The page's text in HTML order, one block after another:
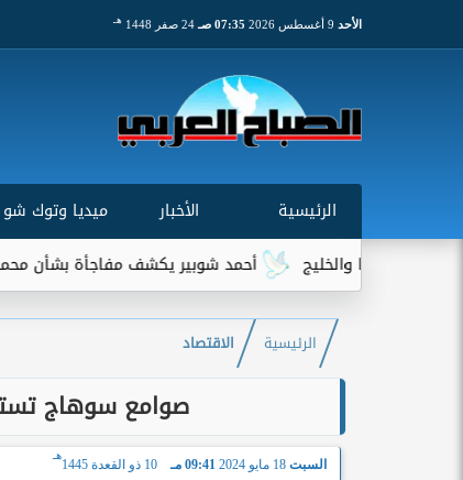
الأحد 07:35 صـ 24 صفر 1448 هـ
الرئيسية الأخبار ميديا وتوك شو
أحمد شوبير يكشف مفاجأة بشأن محمد شريف بعد
الرئيسية الاقتصاد
صوامع سوهاج تستقبل 73 ألف و484 طن قمح من
السبت 18 مايو 2024 09:41 مـ 10 ذو القعدة 1445
هـ